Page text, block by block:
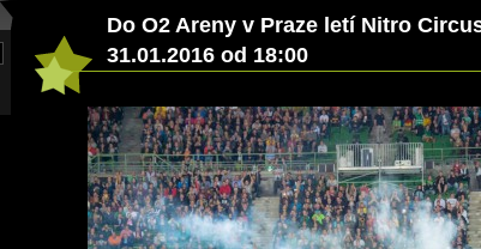
Do O2 Areny v Praze letí Nitro
31.01.2016 od 18:00